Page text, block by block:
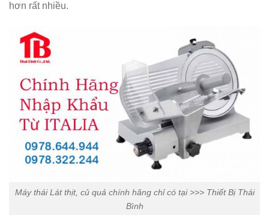
hơn rất nhiều.
Máy thái Lát thịt, củ quả chính hãng chỉ có tại >>> Thiết Bị Thái
Bình